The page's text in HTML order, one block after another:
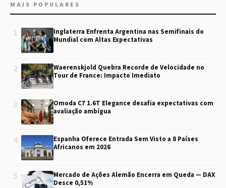
MAIS POPULARES
1
Inglaterra Enfrenta Argentina nas Semifinais do
Mundial com Altas Expectativas
2
Waerenskjold Quebra Recorde de Velocidade no
Tour de France: Impacto Imediato
3
Omoda C7 1.6T Elegance desafia expectativas com
avaliação ambígua
4
Espanha Oferece Entrada Sem Visto a 8 Países
Africanos em 2026
5
Mercado de Ações Alemão Encerra em Queda — DAX
Desce 0,51%